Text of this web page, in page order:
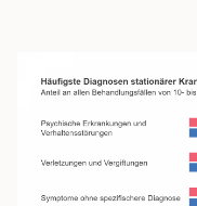
Tobias
Wir beraten dich